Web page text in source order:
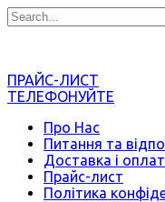
ПРАЙС-ЛИСТ
ТЕЛЕФОНУЙТЕ
Про Нас
Питання та
Доставка і
Прайс-лист
Політика